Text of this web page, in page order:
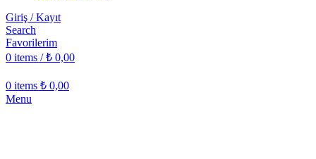
Giriş / Kayıt
Search
Favorilerim
0 items / ₺ 0,00
0 items ₺ 0,00
Menu